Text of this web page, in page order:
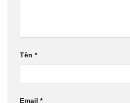
Tên *
Email *